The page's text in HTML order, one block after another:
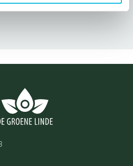
delen?Schrijf een review!